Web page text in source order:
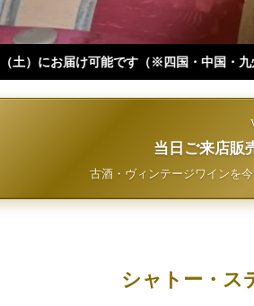
中国・九州・沖縄・北海道は+１日 離
当日ご来店販
古酒・ヴィンテージワインを
シャトー・ス